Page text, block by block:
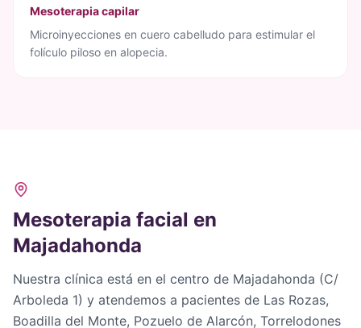
Mesoterapia capilar
Microinyecciones en cuero cabelludo para estimular el
folículo piloso en alopecia.
Mesoterapia facial en
Majadahonda
Nuestra clínica está en el centro de Majadahonda (C/
Arboleda 1) y atendemos a pacientes de Las Rozas,
Boadilla del Monte, Pozuelo de Alarcón, Torrelodones